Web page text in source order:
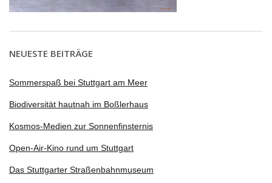
NEUESTE BEITRÄGE
Sommerspaß bei Stuttgart am Meer
Biodiversität hautnah im Boßlerhaus
Kosmos-Medien zur Sonnenfinsternis
Open-Air-Kino rund um Stuttgart
Das Stuttgarter Straßenbahnmuseum